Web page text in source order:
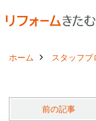
ホーム スタッフブ
前の記事